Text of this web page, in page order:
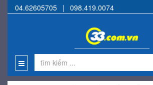
04.62605705 | 098.419.0074